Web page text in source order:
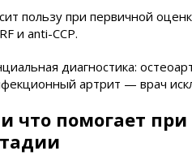
пользу при первичной
и anti-CCP.
диагностика:
артрит — врач
что помогает